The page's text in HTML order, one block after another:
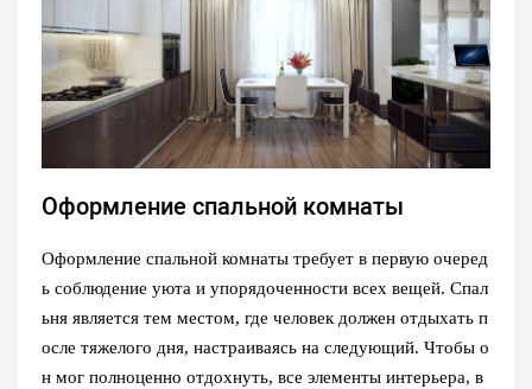
Оформление спальной комнаты
Оформление спальной комнаты требует в первую очеред
ь соблюдение уюта и упорядоченности всех вещей. Спал
ьня является тем местом, где человек должен отдыхать п
осле тяжелого дня, настраиваясь на следующий. Чтобы о
н мог полноценно отдохнуть, все элементы интерьера, в